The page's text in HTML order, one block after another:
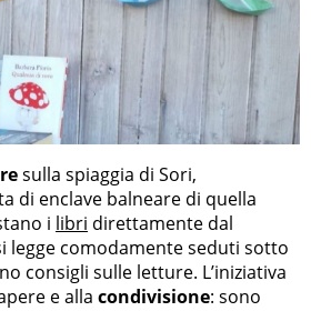
sulla spiaggia di Sori,
di enclave balneare di quella
i libri direttamente dal
legge comodamente seduti sotto
consigli sulle letture. L’iniziativa
e alla condivisione: sono